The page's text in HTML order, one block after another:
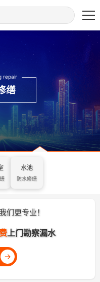
缮
repair
水池
防水修缮
们更专业！
上门勘察漏水
→